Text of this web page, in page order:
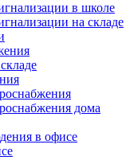
в школе
на складе
дома
в офисе